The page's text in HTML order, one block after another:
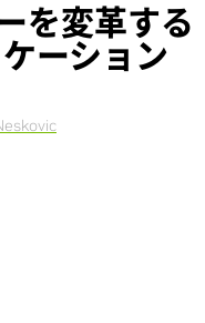
を変革する
ーション